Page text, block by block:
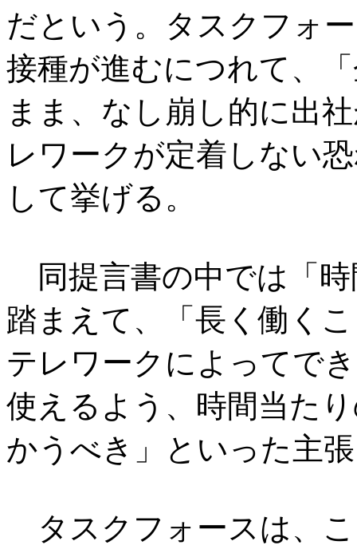
だという。タスクフォ
接種が進むにつれて、
まま、なし崩し的に出
レワークが定着しない
して挙げる。
同提言書の中では「
踏まえて、「長く働く
テレワークによってで
使えるよう、時間当た
かうべき」といった主
タスクフォースは、